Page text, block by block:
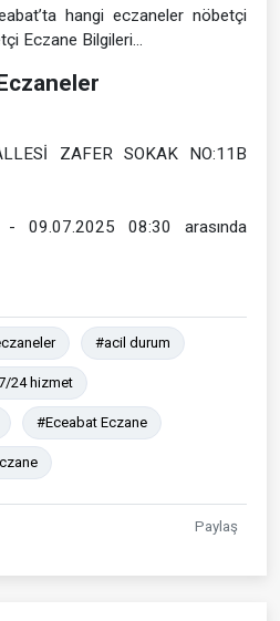
hangi eczaneler nöbetçi
Eczane Bilgileri…
ZAFER SOKAK NO:11B
09.07.2025 08:30 arasında
#acil durum
24 hizmet
#Eceabat Eczane
Paylaş